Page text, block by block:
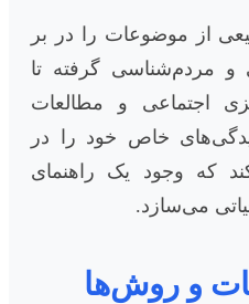
از موضوعات را در بر
و مردم‌شناسی گرفته تا
اجتماعی و مطالعات
خاص خود را در
که وجود یک راهنمای
می‌سازد.
و روش‌ها